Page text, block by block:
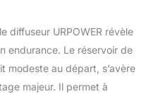
automatiquement.
Appuyez sur le
bouton « Mist »,
choisissez la
diffuseur URPOWER révèle
endurance. Le réservoir de
modeste au départ, s’avère
majeur. Il permet à